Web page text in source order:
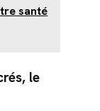
santé
le